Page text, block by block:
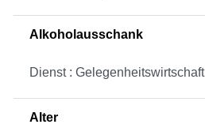
Alkoholausschank
Dienst : Gelegenheitswirtschaft
Alter